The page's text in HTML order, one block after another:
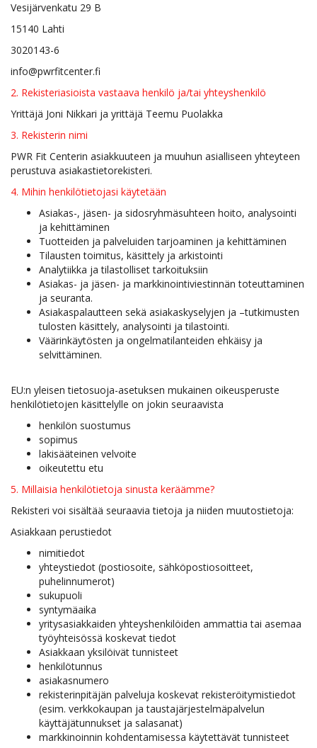
Vesijärvenkatu 29 B
15140 Lahti
3020143-6
info@pwrfitcenter.fi
2. Rekisteriasioista vastaava henkilö ja/tai yhteyshenkilö
Yrittäjä Joni Nikkari ja yrittäjä Teemu Puolakka
3. Rekisterin nimi
PWR Fit Centerin asiakkuuteen ja muuhun asialliseen yhteyteen
perustuva asiakastietorekisteri.
4. Mihin henkilötietojasi käytetään
Asiakas-, jäsen- ja sidosryhmäsuhteen hoito, analysointi
ja kehittäminen
Tuotteiden ja palveluiden tarjoaminen ja kehittäminen
Tilausten toimitus, käsittely ja arkistointi
Analytiikka ja tilastolliset tarkoituksiin
Asiakas- ja jäsen- ja markkinointiviestinnän toteuttaminen
ja seuranta.
Asiakaspalautteen sekä asiakaskyselyjen ja –tutkimusten
tulosten käsittely, analysointi ja tilastointi.
Väärinkäytösten ja ongelmatilanteiden ehkäisy ja
selvittäminen.
EU:n yleisen tietosuoja-asetuksen mukainen oikeusperuste
henkilötietojen käsittelylle on jokin seuraavista
henkilön suostumus
sopimus
lakisääteinen velvoite
oikeutettu etu
5. Millaisia henkilötietoja sinusta keräämme?
Rekisteri voi sisältää seuraavia tietoja ja niiden muutostietoja:
Asiakkaan perustiedot
nimitiedot
yhteystiedot (postiosoite, sähköpostiosoitteet,
puhelinnumerot)
sukupuoli
syntymäaika
yritysasiakkaiden yhteyshenkilöiden ammattia tai asemaa
työyhteisössä koskevat tiedot
Asiakkaan yksilöivät tunnisteet
henkilötunnus
asiakasnumero
rekisterinpitäjän palveluja koskevat rekisteröitymistiedot
(esim. verkkokaupan ja taustajärjestelmäpalvelun
käyttäjätunnukset ja salasanat)
markkinoinnin kohdentamisessa käytettävät tunnisteet